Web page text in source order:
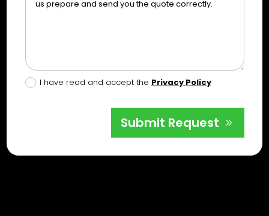
I have read and accept the Privacy Policy
Submit Request